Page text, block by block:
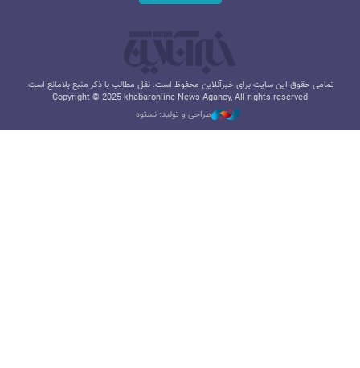
تمامی حقوق این سایت برای خبرآنلاین محفوظ است. نقل مطالب با ذکر منبع بلامانع است.
Copyright © 2025 khabaronline News Agancy, All rights reserved
طراحی و تولید: نستوه